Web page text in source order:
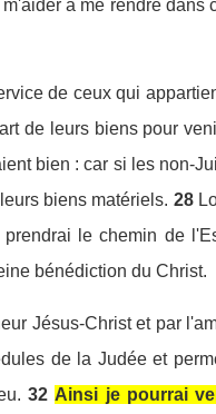
à me rendre
de ceux qui
de leurs biens pour
bien : car si les non-
biens matériels. 28
le chemin de
bénédiction du Christ.
Jésus-Christ et par
de la Judée et
32 Ainsi je pourrai